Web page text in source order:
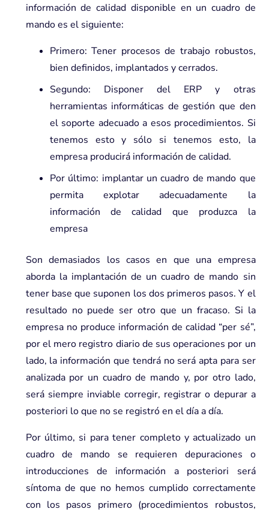
información de calidad disponible en un cuadro de
mando es el siguiente:
Primero: Tener procesos de trabajo robustos,
bien definidos, implantados y cerrados.
Segundo: Disponer del ERP y otras
herramientas informáticas de gestión que den
el soporte adecuado a esos procedimientos. Si
tenemos esto y sólo si tenemos esto, la
empresa producirá información de calidad.
Por último: implantar un cuadro de mando que
permita explotar adecuadamente la
información de calidad que produzca la
empresa
Son demasiados los casos en que una empresa
aborda la implantación de un cuadro de mando sin
tener base que suponen los dos primeros pasos. Y el
resultado no puede ser otro que un fracaso. Si la
empresa no produce información de calidad “per sé”,
por el mero registro diario de sus operaciones por un
lado, la información que tendrá no será apta para ser
analizada por un cuadro de mando y, por otro lado,
será siempre inviable corregir, registrar o depurar a
posteriori lo que no se registró en el día a día.
Por último, si para tener completo y actualizado un
cuadro de mando se requieren depuraciones o
introducciones de información a posteriori será
síntoma de que no hemos cumplido correctamente
con los pasos primero (procedimientos robustos,